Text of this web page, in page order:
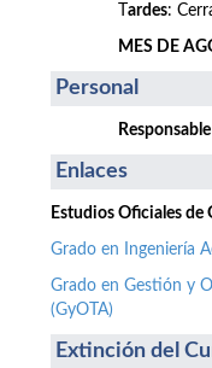
ardes:
MES DE
Personal
Enlaces
Estudios Oficiales de
Grado en Ingeniería
Grado en Gestión y
(GyOTA)
Extinción del